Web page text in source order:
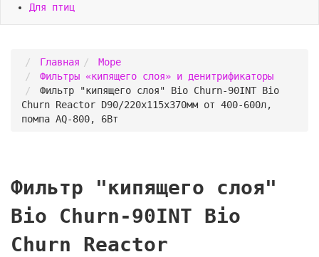
Для птиц
Главная
Море
Фильтры «кипящего слоя» и денитрификаторы
Фильтр "кипящего слоя" Bio Churn-90INT Bio
Churn Reactor D90/220x115x370мм от 400-600л,
помпа AQ-800, 6Вт
Фильтр "кипящего слоя"
Bio Churn-90INT Bio
Churn Reactor